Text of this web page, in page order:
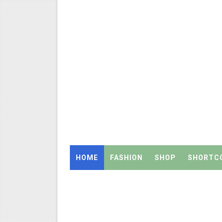
TN Teachers Leave Rules:
Census 2027:
TN Budget Assembly
நாமக்கல் மாவட்டம்: மக்கள்
HOME FASHION SHOP